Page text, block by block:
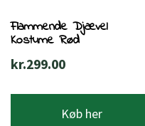
Flammende Djævel
Kostume Rød
kr.299.00
Køb her